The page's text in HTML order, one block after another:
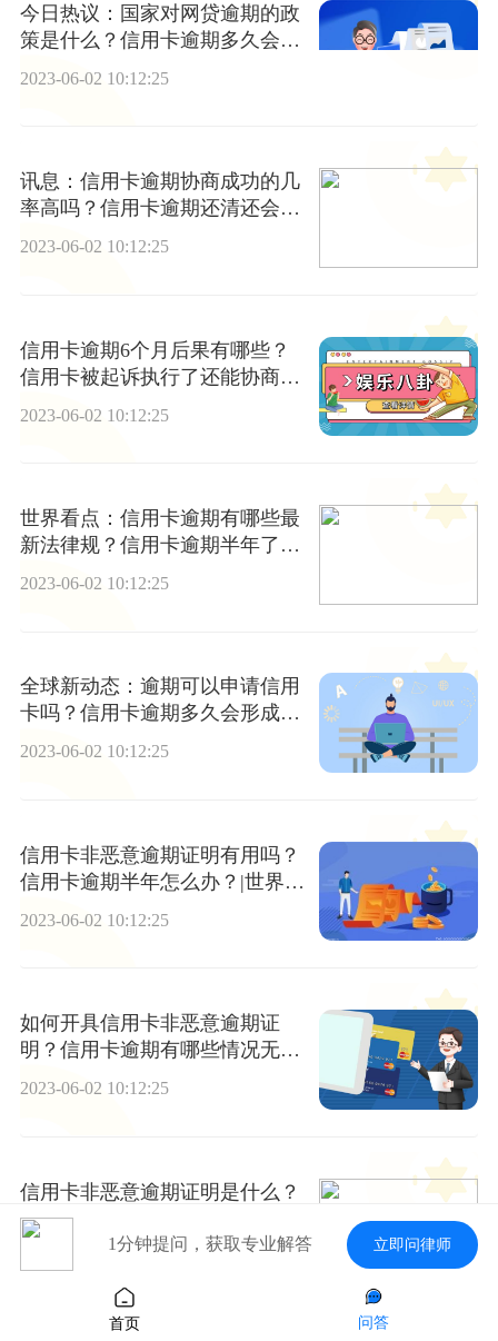
今日热议：国家对网贷逾期的政
策是什么？信用卡逾期多久会被
2023-06-02 10:12:25
讯息：信用卡逾期协商成功的几
率高吗？信用卡逾期还清还会影
响房贷吗？
2023-06-02 10:12:25
信用卡逾期6个月后果有哪些？
信用卡被起诉执行了还能协商
2023-06-02 10:12:25
世界看点：信用卡逾期有哪些最
新法律规？信用卡逾期半年了无
力偿还怎么办？
2023-06-02 10:12:25
全球新动态：逾期可以申请信用
卡吗？信用卡逾期多久会形成呆
账？
2023-06-02 10:12:25
信用卡非恶意逾期证明有用吗？
信用卡逾期半年怎么办？|世界速
2023-06-02 10:12:25
如何开具信用卡非恶意逾期证
明？信用卡逾期有哪些情况无法
协商？
2023-06-02 10:12:25
信用卡非恶意逾期证明是什么？
信用卡逾期被起诉该怎么办？|当
前看点
2023-06-02 10:12:25
1分钟提问，获取专业解答 立即问律师
首页 问答